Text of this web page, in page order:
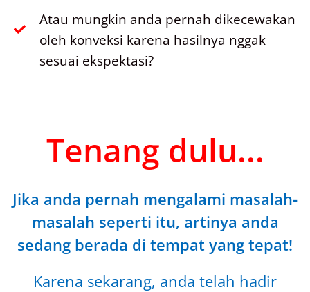
Atau mungkin anda pernah dikecewakan
oleh konveksi karena hasilnya nggak
sesuai ekspektasi?
Tenang dulu...
Jika anda pernah mengalami masalah-
masalah seperti itu, artinya anda
sedang berada di tempat yang tepat!
Karena sekarang, anda telah hadir